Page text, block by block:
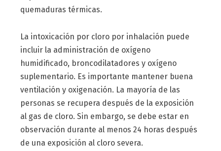
quemaduras térmicas.
La intoxicación por cloro por inhalación puede
incluir la administración de oxígeno
humidificado, broncodilatadores y oxígeno
suplementario. Es importante mantener buena
ventilación y oxigenación. La mayoría de las
personas se recupera después de la exposición
al gas de cloro. Sin embargo, se debe estar en
observación durante al menos 24 horas después
de una exposición al cloro severa.